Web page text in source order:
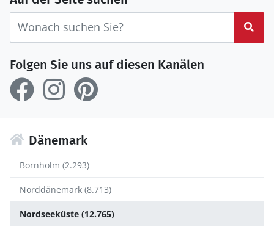
Folgen Sie uns auf diesen Kanälen
Dänemark
Bornholm (2.293)
Norddänemark (8.713)
Nordseeküste (12.765)